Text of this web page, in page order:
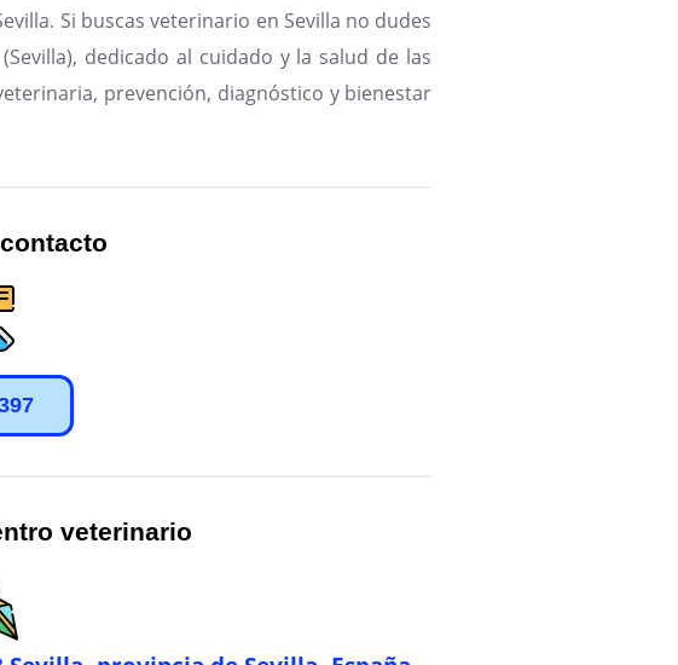
Si buscas veterinario en Sevilla no dudes
dedicado al cuidado y la salud de las
prevención, diagnóstico y bienestar
veterinario